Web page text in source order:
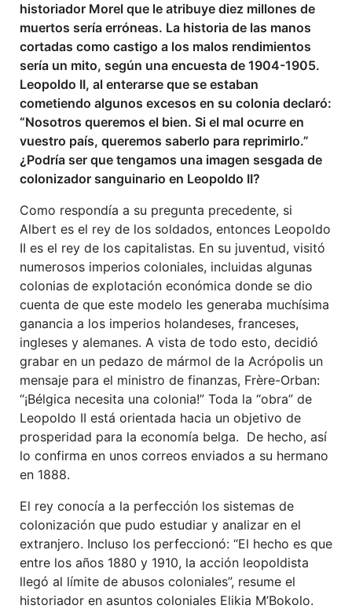
historiador Morel que le atribuye diez millones de
muertos sería erróneas. La historia de las manos
cortadas como castigo a los malos rendimientos
sería un mito, según una encuesta de 1904-1905.
Leopoldo II, al enterarse que se estaban
cometiendo algunos excesos en su colonia declaró:
“Nosotros queremos el bien. Si el mal ocurre en
vuestro país, queremos saberlo para reprimirlo.”
¿Podría ser que tengamos una imagen sesgada de
colonizador sanguinario en Leopoldo II?
Como respondía a su pregunta precedente, si
Albert es el rey de los soldados, entonces Leopoldo
II es el rey de los capitalistas. En su juventud, visitó
numerosos imperios coloniales, incluidas algunas
colonias de explotación económica donde se dio
cuenta de que este modelo les generaba muchísima
ganancia a los imperios holandeses, franceses,
ingleses y alemanes. A vista de todo esto, decidió
grabar en un pedazo de mármol de la Acrópolis un
mensaje para el ministro de finanzas, Frère-Orban:
“¡Bélgica necesita una colonia!” Toda la “obra” de
Leopoldo II está orientada hacia un objetivo de
prosperidad para la economía belga. De hecho, así
lo confirma en unos correos enviados a su hermano
en 1888.
El rey conocía a la perfección los sistemas de
colonización que pudo estudiar y analizar en el
extranjero. Incluso los perfeccionó: “El hecho es que
entre los años 1880 y 1910, la acción leopoldista
llegó al límite de abusos coloniales”, resume el
historiador en asuntos coloniales Elikia M’Bokolo.